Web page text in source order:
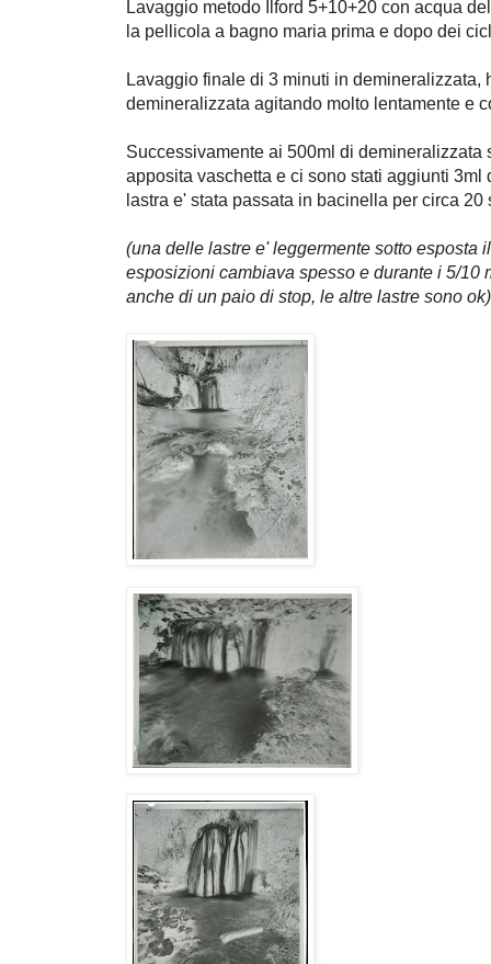
Lavaggio metodo Ilford 5+10+20 con acqua
la pellicola a bagno maria prima e dopo dei
Lavaggio finale di 3 minuti in demineralizzata,
demineralizzata agitando molto lentamente e
Successivamente ai 500ml di demineralizzata
apposita vaschetta e ci sono stati aggiunti 3ml
lastra e' stata passata in bacinella per circa
(una delle lastre e' leggermente sotto esposta
esposizioni cambiava spesso e durante i 5/10
anche di un paio di stop, le altre lastre sono ok)